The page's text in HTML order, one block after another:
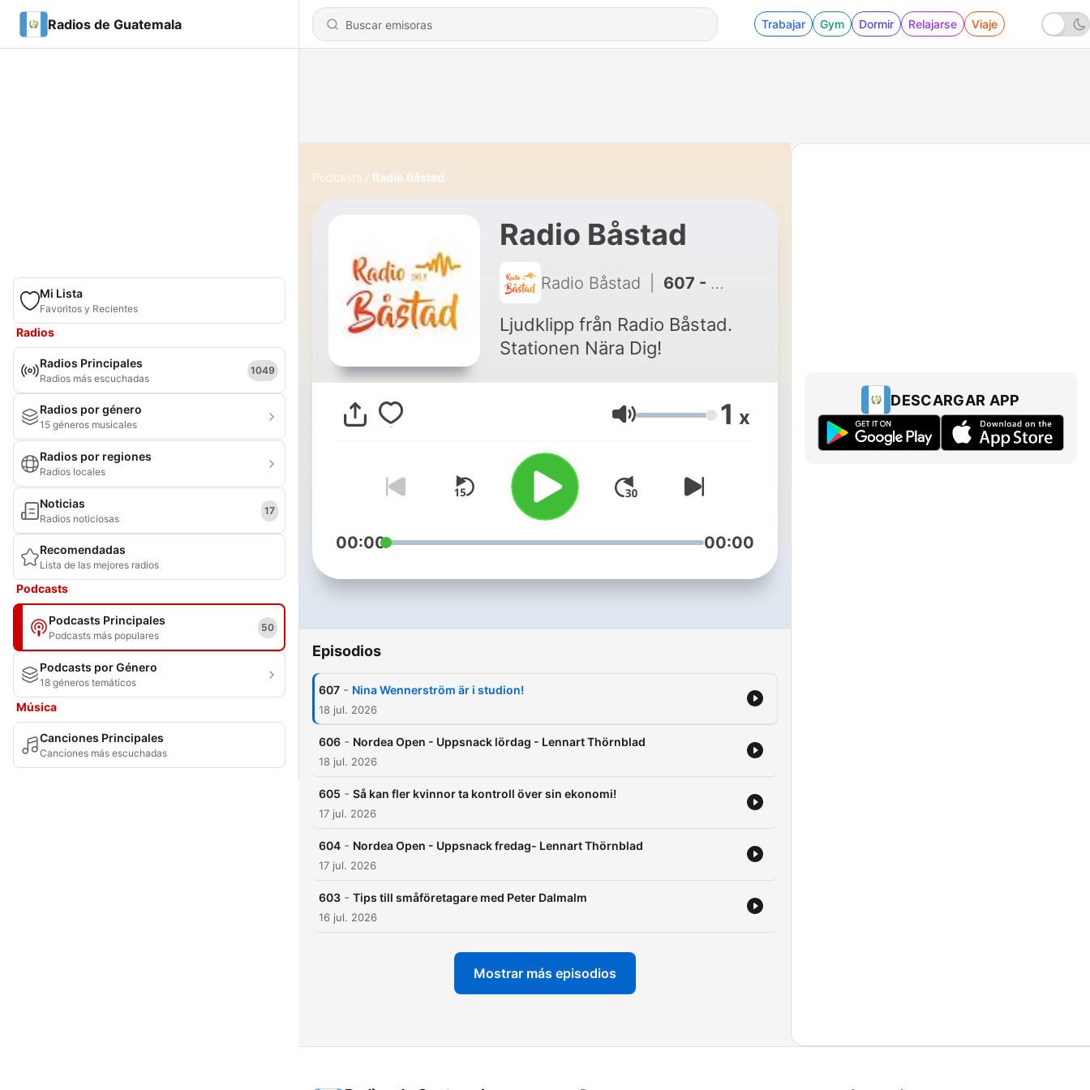
Radios de Guatemala Trabajar Gym Dormir Relajarse Viaje
Mi Lista
Favoritos y Recientes
Radios
Radios Principales
Radios más escuchadas
1049
Radios por género
15 géneros musicales
Radios por regiones
Radios locales
Noticias
Radios noticiosas
17
Recomendadas
Lista de las mejores radios
Podcasts
Podcasts Principales
Podcasts más populares
50
Podcasts por Género
18 géneros temáticos
Música
Canciones Principales
Canciones más escuchadas
Podcasts Radio Båstad
Radio Båstad
Radio Båstad 607 - Nina Wennerström är i studion!
Ljudklipp från Radio Båstad.
Stationen Nära Dig!
Volumen 1 x
00:00 00:00
Episodios
607 - Nina Wennerström är i studion!
18 jul. 2026
606 - Nordea Open - Uppsnack lördag - Lennart Thörnblad
18 jul. 2026
605 - Så kan fler kvinnor ta kontroll över sin ekonomi!
17 jul. 2026
604 - Nordea Open - Uppsnack fredag- Lennart Thörnblad
17 jul. 2026
603 - Tips till småföretagare med Peter Dalmalm
16 jul. 2026
Mostrar más episodios
DESCARGAR APP